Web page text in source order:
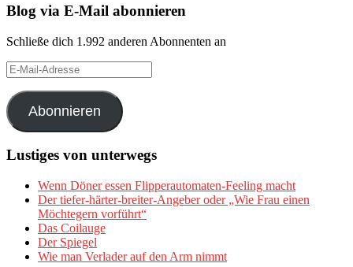
Blog via E-Mail abonnieren
Schließe dich 1.992 anderen Abonnenten an
E-
Mail-
Adresse
Abonnieren
Lustiges von unterwegs
Wenn Döner essen Flipperautomaten-Feeling macht
Der tiefer-härter-breiter-Angeber oder „Wie Frau einen
Möchtegern vorführt“
Das Coilauge
Der Spiegel
Wie man Verlader auf den Arm nimmt